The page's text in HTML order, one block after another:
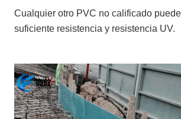
Cualquier otro PVC no calificado
suficiente resistencia y resistencia UV.